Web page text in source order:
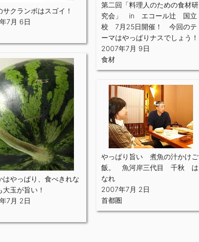
第二回「料理人のための食材研
究会」 in エコール辻 国立
校 7月25日開催！ 今回のテ
ーマはやっぱりナスでしょう！
2007年7月 9日
食材
サクランボはスゴイ！
7月 6日
はやっぱり、食べきれな
大玉が旨い！
7月 2日
やっぱり旨い 煮魚の汁かけご
飯。 魚河岸三代目 千秋 は
なれ
2007年7月 2日
首都圏